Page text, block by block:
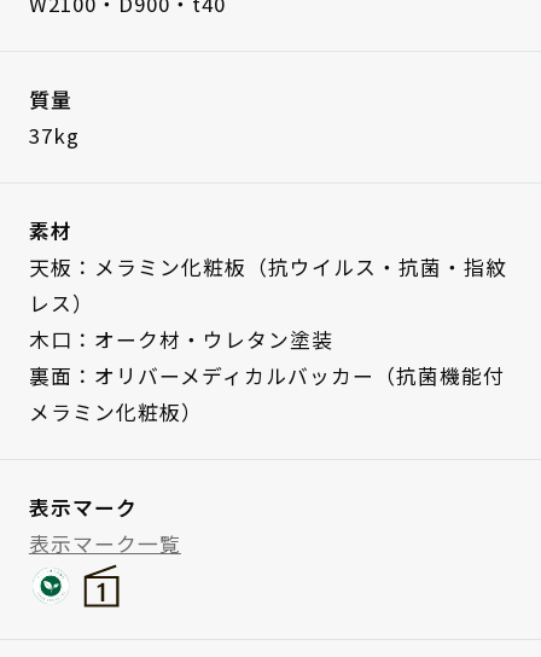
質量
37kg
素材
天板：メラミン化粧板（抗ウイルス・抗菌・指紋
レス）
木口：オーク材・ウレタン塗装
裏面：オリバーメディカルバッカー（抗菌機能付
メラミン化粧板）
表示マーク
表示マーク一覧